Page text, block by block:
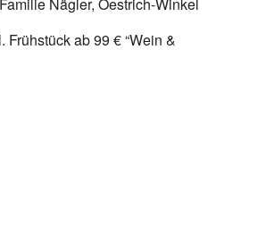
Nägler, Oestrich-Winkel
Frühstück ab 99 € “Wein &